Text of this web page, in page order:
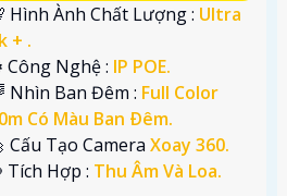
Hình Ành Chất Lượng : Ultra
+ .
Công Nghệ : IP POE.
Nhìn Ban Đêm : Full Color
Có Màu Ban Ðêm.
Cấu Tạo Camera Xoay 360.
Tích Hợp : Thu Âm Và Loa.